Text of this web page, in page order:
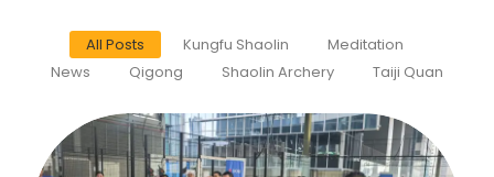
All Posts Kungfu Shaolin
Meditation
News
Qigong Shaolin Archery Taiji Quan